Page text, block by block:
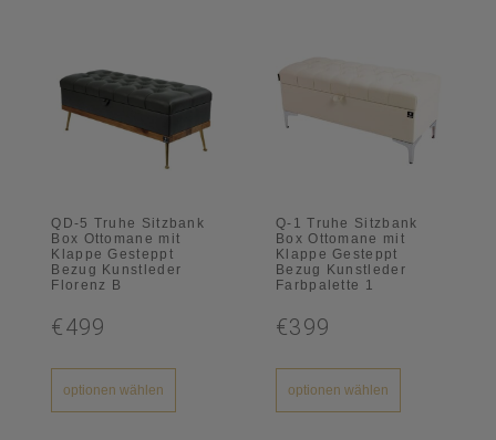
QD-5 Truhe Sitzbank
Box Ottomane mit
Klappe Gesteppt
Bezug Kunstleder
Florenz B
€499
optionen wählen
Q-1 Truhe Sitzbank
Box Ottomane mit
Klappe Gesteppt
Bezug Kunstleder
Farbpalette 1
€399
optionen wählen